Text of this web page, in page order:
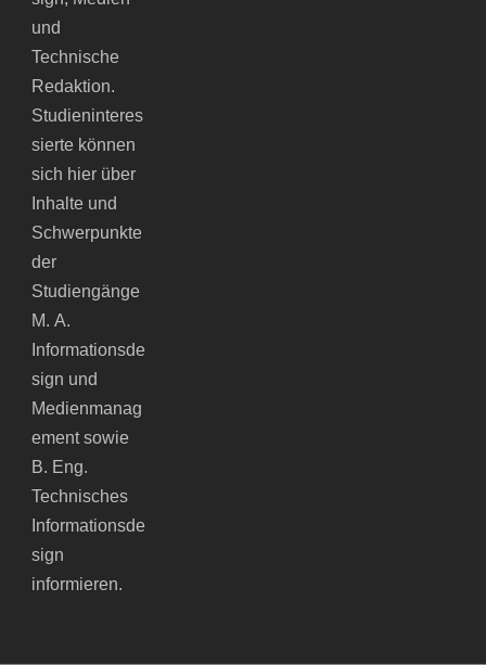
und
Technische
Redaktion.
Studieninteres
sierte können
sich hier über
Inhalte und
Schwerpunkte
der
Studiengänge
M. A.
Informationsde
sign und
Medienmanag
ement sowie
B. Eng.
Technisches
Informationsde
sign
informieren.